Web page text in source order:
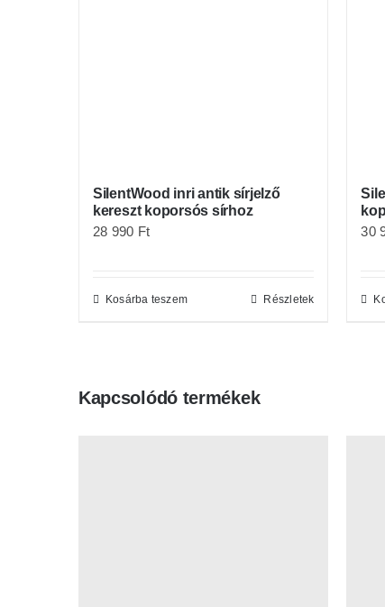
SilentWood inri antik sírjelző
kereszt koporsós sírhoz
28 990 Ft
Kosárba teszem Részletek
30
Kapcsolódó termékek